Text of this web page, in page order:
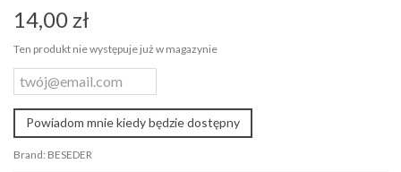
14,00 zł
Ten produkt nie występuje już w magazynie
Powiadom mnie kiedy będzie dostępny
Brand: BESEDER